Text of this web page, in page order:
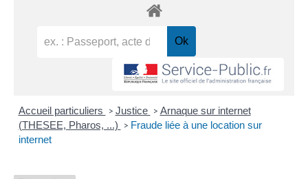
Accueil particuliers > Justice > Arnaque sur internet
(THESEE, Pharos, ...)
> Fraude liée à une location sur
internet